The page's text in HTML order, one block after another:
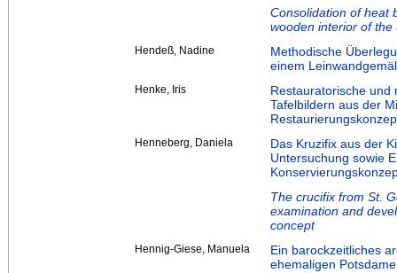
Consolidation of heat
wooden interior of
Hendeß, Nadine
Methodische
einem
Henke, Iris
Restauratorische und
Tafelbildern aus der
Henneberg, Daniela
Das Kruzifix aus der
Untersuchung sowie
The crucifix from St.
examination and
concept
Hennig-Giese, Manuela
Ein barockzeitliches
ehemaligen